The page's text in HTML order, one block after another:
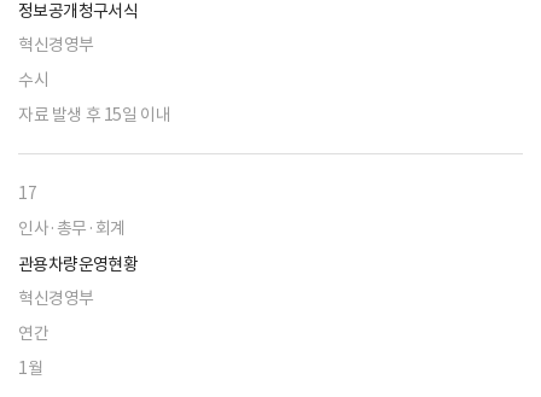
정보공개청구서식
혁신경영부
수시
자료 발생 후 15일 이내
17
인사·총무·회계
관용차량운영현황
혁신경영부
연간
1월